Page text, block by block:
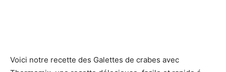
Voici notre recette des Galettes de crabes avec